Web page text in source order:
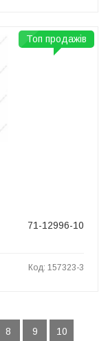
71-12996-10
Код: 157323-3
Топ продажів
8 9 10